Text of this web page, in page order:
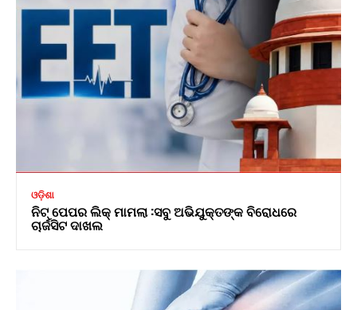
ଓଡ଼ିଶା
ନିଟ୍ ପେପର ଲିକ୍ ମାମଲା :ସବୁ ଅଭିଯୁକ୍ତଙ୍କ ବିରୋଧରେ
ଚାର୍ଜସିଟ ଦାଖଲ